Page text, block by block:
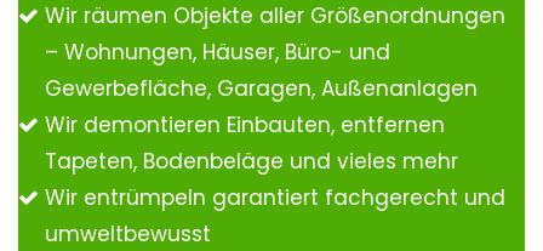
Wir räumen Objekte aller Größenordnungen
– Wohnungen, Häuser, Büro- und
Gewerbefläche, Garagen, Außenanlagen
Wir demontieren Einbauten, entfernen
Tapeten, Bodenbeläge und vieles mehr
Wir entrümpeln garantiert fachgerecht und
umweltbewusst